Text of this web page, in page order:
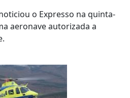
o Expresso na quinta-
aeronave autorizada a